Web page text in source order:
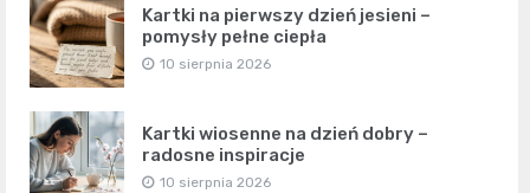
Kartki na pierwszy dzień jesieni –
pomysły pełne ciepła
10 sierpnia 2026
Kartki wiosenne na dzień dobry –
radosne inspiracje
10 sierpnia 2026